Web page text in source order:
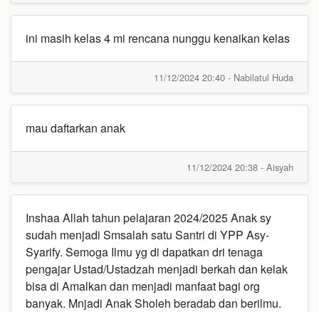
ini masih kelas 4 mi rencana nunggu kenaikan kelas
11/12/2024 20:40 - Nabilatul Huda
mau daftarkan anak
11/12/2024 20:38 - Aisyah
Inshaa Allah tahun pelajaran 2024/2025 Anak sy
sudah menjadi Smsalah satu Santri di YPP Asy-
Syarify. Semoga Ilmu yg di dapatkan dri tenaga
pengajar Ustad/Ustadzah menjadi berkah dan kelak
bisa di Amalkan dan menjadi manfaat bagi org
banyak. Mnjadi Anak Sholeh beradab dan berilmu.